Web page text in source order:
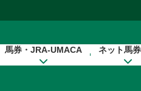
馬券・JRA-UMACA ネット馬